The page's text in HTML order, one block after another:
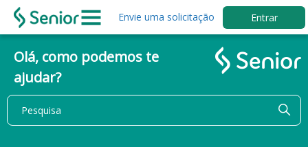
Envie uma solicitação Entrar
Olá, como podemos te
ajudar?